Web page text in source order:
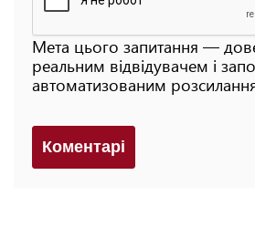
Мета цього запитання —
реальним відвідувачем і
автоматизованим
Коментарi